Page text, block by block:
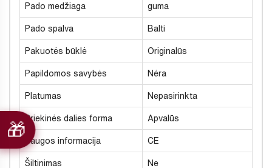
Pado medžiaga guma
Pado spalva Balti
Pakuotės būklė Originalūs
Papildomos savybės Nėra
Platumas Nepasirinkta
Priekinės dalies forma Apvalūs
Saugos informacija CE
Šiltinimas Ne